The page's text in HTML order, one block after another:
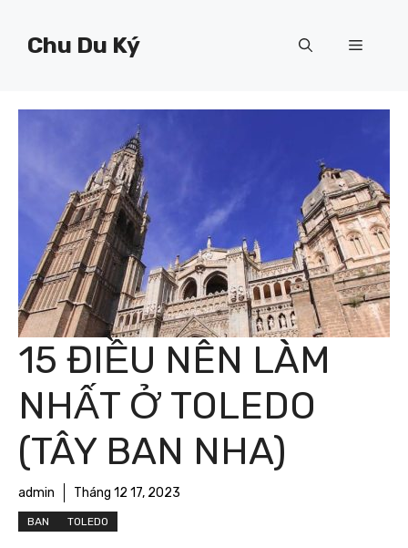
Chu Du Ký Menu
15 ĐIỀU NÊN LÀM
NHẤT Ở TOLEDO
(TÂY BAN NHA)
admin Tháng 12 17, 2023
BAN TOLEDO